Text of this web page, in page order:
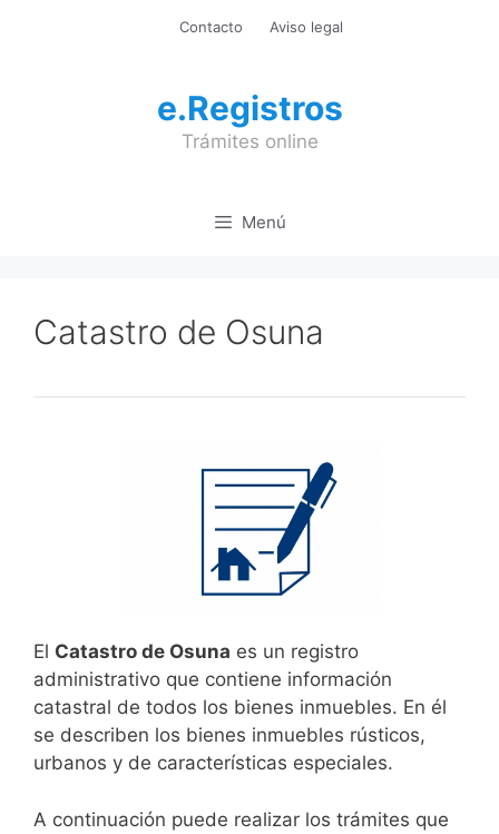
Contacto Aviso legal
e.Registros
Trámites online
Menú
Catastro de Osuna
El Catastro de Osuna es un registro
administrativo que contiene información
catastral de todos los bienes inmuebles. En él
se describen los bienes inmuebles rústicos,
urbanos y de características especiales.
A continuación puede realizar los trámites que